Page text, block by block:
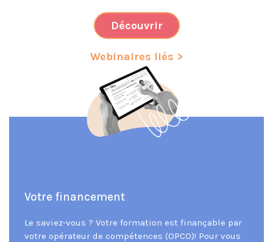
Découvrir
Webinaires liés >
Votre financement
Le saviez-vous ? Votre formation est finançable par
votre opérateur de compétences (OPCO)! Pour vous